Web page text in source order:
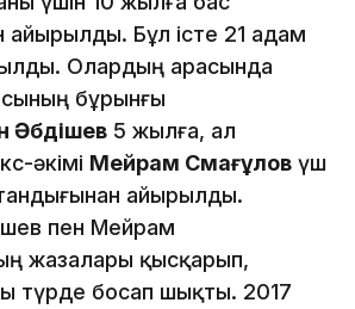
айырылды. Бұл істе 21 адам
Олардың арасында
бұрынғы
Әбдішев 5 жылға, ал
әкімі Мейрам Смағұлов үш
айырылды.
пен Мейрам
жазалары қысқарып,
түрде босап шықты. 2017